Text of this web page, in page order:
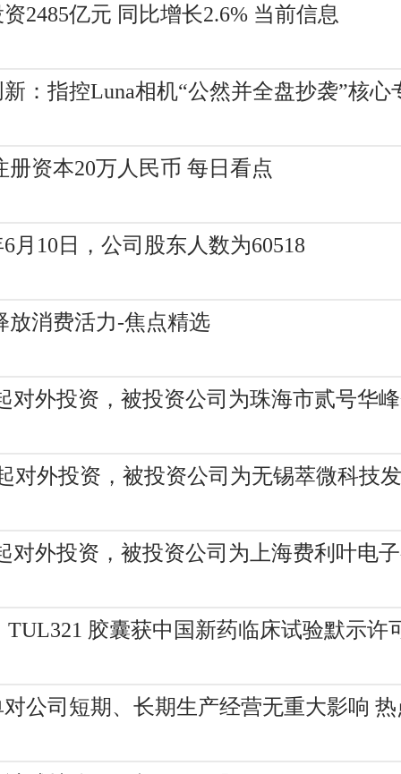
2485亿元 同比增长2.6% 当前信息
：指控Luna相机“公然并全盘抄袭”核心
资本20万人民币 每日看点
月10日，公司股东人数为60518
放消费活力-焦点精选
对外投资，被投资公司为珠海市贰号华
对外投资，被投资公司为无锡萃微科技
对外投资，被投资公司为上海费利叶电
胶囊获中国新药临床试验默示许
公司短期、长期生产经营无重大影响 热